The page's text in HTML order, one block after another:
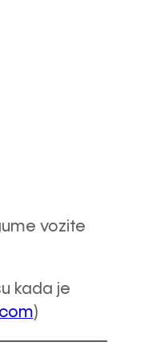
vozite
kada je
)